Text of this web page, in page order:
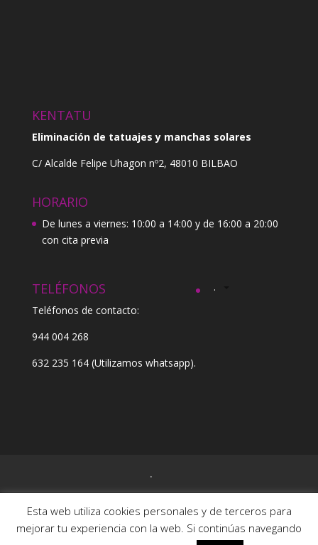
KENTATU
Eliminación de tatuajes y manchas solares
C/ Alcalde Felipe Uhagon nº2, 48010 BILBAO
HORARIO
De lunes a viernes: 10:00 a 14:00 y de 16:00 a 20:00
con cita previa
TELÉFONOS
Teléfonos de contacto:
944 004 268
632 235 164(Utilizamos whatsapp).
.
.
Kentatu © 2017-20 | Nota legal| Política de
Esta web utiliza cookies personales y de terceros para
mejorar tu experiencia con la web. Si continúas navegando